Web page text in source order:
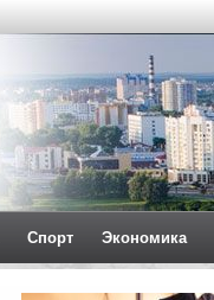
Спорт Экономика